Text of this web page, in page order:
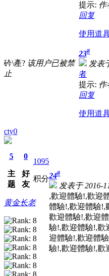
提示: 作
回复
使用道
砛\產? 该用户已被禁
止
23#
发表
者
提示: 作
回复
使用道
cty0
5
主
题
0
好
友
1095
积分
黄金长老
24#
发表于 2016-
,歡迎體驗!,歡迎
體驗!,歡迎體驗!,
歡迎體驗!,歡迎
驗!,歡迎體驗!,歡
迎體驗!,歡迎體
驗!,歡迎體驗!,歡